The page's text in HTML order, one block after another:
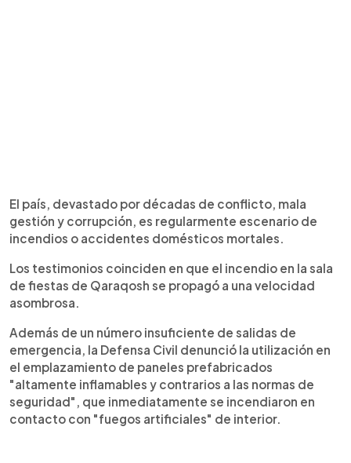
El país, devastado por décadas de conflicto, mala
gestión y corrupción, es regularmente escenario de
incendios o accidentes domésticos mortales.
Los testimonios coinciden en que el incendio en la sala
de fiestas de Qaraqosh se propagó a una velocidad
asombrosa.
Además de un número insuficiente de salidas de
emergencia, la Defensa Civil denunció la utilización en
el emplazamiento de paneles prefabricados
"altamente inflamables y contrarios a las normas de
seguridad", que inmediatamente se incendiaron en
contacto con "fuegos artificiales" de interior.